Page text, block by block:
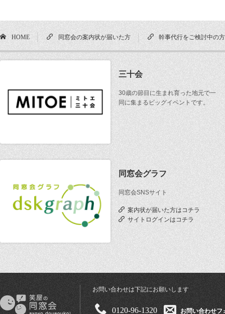
HOME 同窓会の案内状が届いた方 幹事代行をご検討中の方
三十会
30歳の節目に生まれ育った地元で一
同に集まるビッグイベントです。
同窓会グラフ
同窓会SNSサイト
案内状が届いた方はコチラ
サイトログインはコチラ
お問い合わせは下記にお願いします
0120-96-1320 お問い合わせフ